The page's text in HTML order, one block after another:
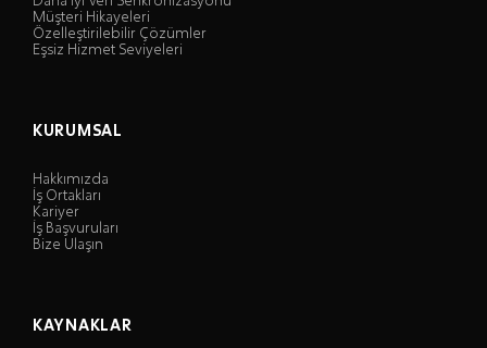
Müşteri Hikayeleri
Özelleştirilebilir Çözümler
Eşsiz Hizmet Seviyeleri
KURUMSAL
Hakkımızda
İş Ortakları
Kariyer
İş Başvuruları
Bize Ulaşın
KAYNAKLAR